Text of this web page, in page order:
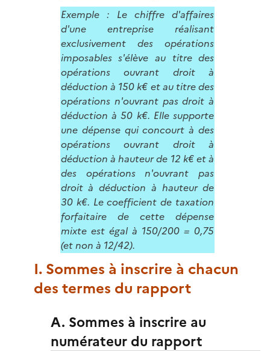
Exemple : Le chiffre d'affaires
d'une entreprise réalisant
exclusivement des opérations
imposables s'élève au titre des
opérations ouvrant droit à
déduction à 150 k€ et au titre des
opérations n'ouvrant pas droit à
déduction à 50 k€. Elle supporte
une dépense qui concourt à des
opérations ouvrant droit à
déduction à hauteur de 12 k€ et à
des opérations n'ouvrant pas
droit à déduction à hauteur de
30 k€. Le coefficient de taxation
forfaitaire de cette dépense
mixte est égal à 150/200 = 0,75
(et non à 12/42).
I. Sommes à inscrire à chacun
des termes du rapport
A. Sommes à inscrire au
numérateur du rapport